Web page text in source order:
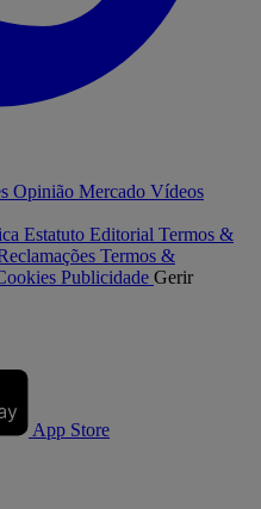
Opinião Mercado Vídeos
Estatuto Editorial Termos &
Termos &
Publicidade Gerir
App Store